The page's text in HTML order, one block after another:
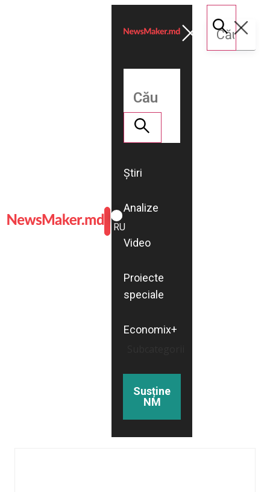
ROMÂNĂ
RU
Știri
Analize
Video
Proiecte
speciale
Economix+
Susține
NM